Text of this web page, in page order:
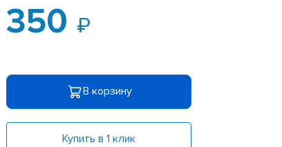
350
В корзину
Купить в 1 клик